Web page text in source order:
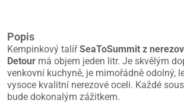
Popis
Kempinkový talířSeaToSummit z
Detour má objem jeden litr. Je skvělým
venkovní kuchyně, je mimořádně odolný,
vysoce kvalitní nerezové oceli. Každé
bude dokonalým zážitkem.